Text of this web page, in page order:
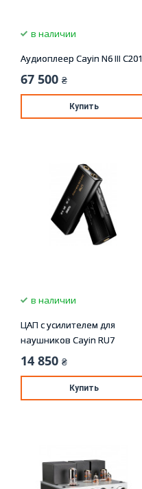
в наличии
Аудиоплеер Cayin N6 III C201
67 500 ₴
Купить
в наличии
ЦАП с усилителем для
наушников Cayin RU7
14 850 ₴
Купить